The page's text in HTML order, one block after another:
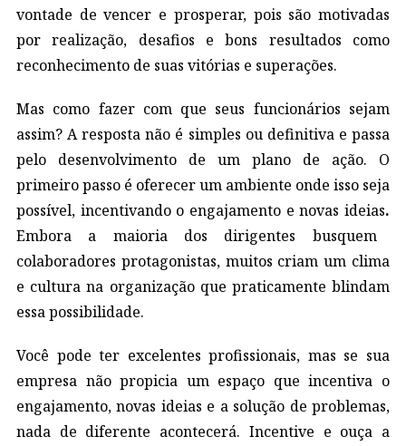
vontade de vencer e prosperar, pois são motivadas
por realização, desafios e bons resultados como
reconhecimento de suas vitórias e superações.
Mas como fazer com que seus funcionários sejam
assim? A resposta não é simples ou definitiva e passa
pelo desenvolvimento de um plano de ação. O
primeiro passo é oferecer um ambiente onde isso seja
possível, incentivando o engajamento e novas ideias.
Embora a maioria dos dirigentes busquem
colaboradores protagonistas, muitos criam um clima
e cultura na organização que praticamente blindam
essa possibilidade.
Você pode ter excelentes profissionais, mas se sua
empresa não propicia um espaço que incentiva o
engajamento, novas ideias e a solução de problemas,
nada de diferente acontecerá. Incentive e ouça a